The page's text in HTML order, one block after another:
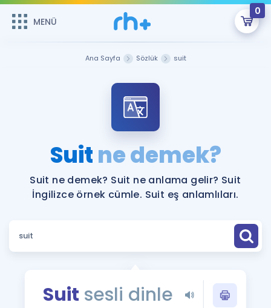
MENÜ
0
ÜYE DEĞİLİM
Sepetin Şu An Boş.
Remzi Hoca ile seni sınava hazırlayacak onlarca eğitim seni
bekliyor!
MENÜ
Faydalı Araçlar
Sözlük
Ana Sayfa Sözlük suit
Suitne demek?
Suit ne demek? Suit ne anlama gelir? Suit
İngilizce örnek cümle. Suit eş anlamlıları.
Suit sesli dinle